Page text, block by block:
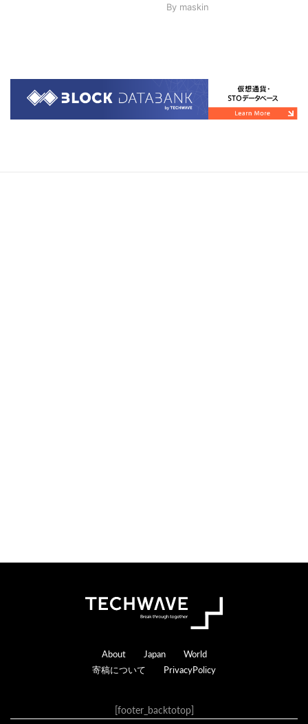
By maskin
Footer
About Japan
World
寄稿について
PrivacyPolicy
[footer_backtotop]